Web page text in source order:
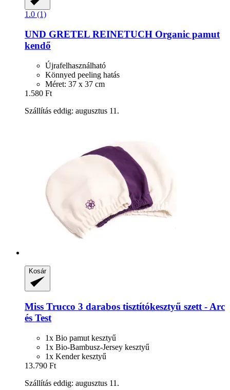
1.0 (1)
UND GRETEL REINETUCH Organic pamut
kendő
Újrafelhasználható
Könnyed peeling hatás
Méret: 37 x 37 cm
1.580 Ft
Szállítás eddig: augusztus 11.
Kosár
Miss Trucco 3 darabos tisztítókesztyű szett -​ Arc
és Test
1x Bio pamut kesztyű
1x Bio-Bambusz-Jersey kesztyű
1x Kender kesztyű
13.790 Ft
Szállítás eddig: augusztus 11.